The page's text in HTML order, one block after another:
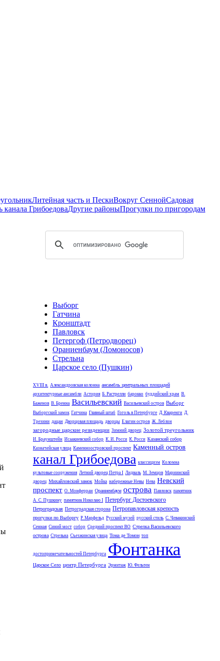
Литейная часть и ПескиВокруг СеннойСадовая
канала ГрибоедоваДругие районыПрогулки по пригородам
Выборг
Гатчина
Кронштадт
Павловск
Петергоф (Петродворец)
Ораниенбаум (Ломоносов)
Стрельна
Царское село (Пушкин)
XVIII в. Александровская колонна ансамбль центральных площадей
архитектурные ансамбли Астория Б. Растрелли барокко буддийский храм В.
Баженов В. Бренна Васильевский Васильевский остров Выборг
Выборгский замок Гатчина Главный штаб Гоголь в Петербурге Д. Кваренги Д.
Трезини дацан Дворцовая площадь дворцы Елагин остров Ж. Леблон
загородные царские резиденции Зимний дворец Золотой треугольник
И. Браунштейн Исаакиевский собор К. И. Росси К. Росси Казанский собор
Казначейская улица Каменноостровский проспект Каменный остров
канал Грибоедова классицизм Коломна
культовые сооружения Летний дворец Петра I Лидваль М. Земцов Мариинский
дворец Михайловский замок Мойка набережные Невы Нева Невский
проспект О. Монферран Ораниенбаум острова Павловск памятник
А. С. Пушкину памятник Николаю I Петербург Достоевского
Петроградская Петроградская сторона Петропавловская крепость
прогулки по Выборгу Р. Марфельд Русский музей русский стиль С. Чевакинский
Сенная Синий мост собор Средний проспект ВО Стрелка Васильевского
острова Стрельна Съезжинская улица Тома де Томон топ
достопримечательностей Петербурга Фонтанка
Царское Село центр Петербурга Эрмитаж Ю. Фельтен